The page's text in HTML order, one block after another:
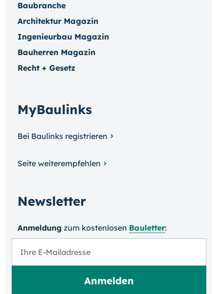
Baubranche
Architektur Magazin
Ingenieurbau Magazin
Bauherren Magazin
Recht + Gesetz
MyBaulinks
Bei Baulinks registrieren
Seite weiterempfehlen
Newsletter
Anmeldung zum kosten­losen Bauletter: